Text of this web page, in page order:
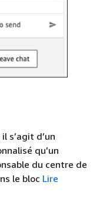
il s’agit d’un
qu’un
du centre de
le bloc Lire